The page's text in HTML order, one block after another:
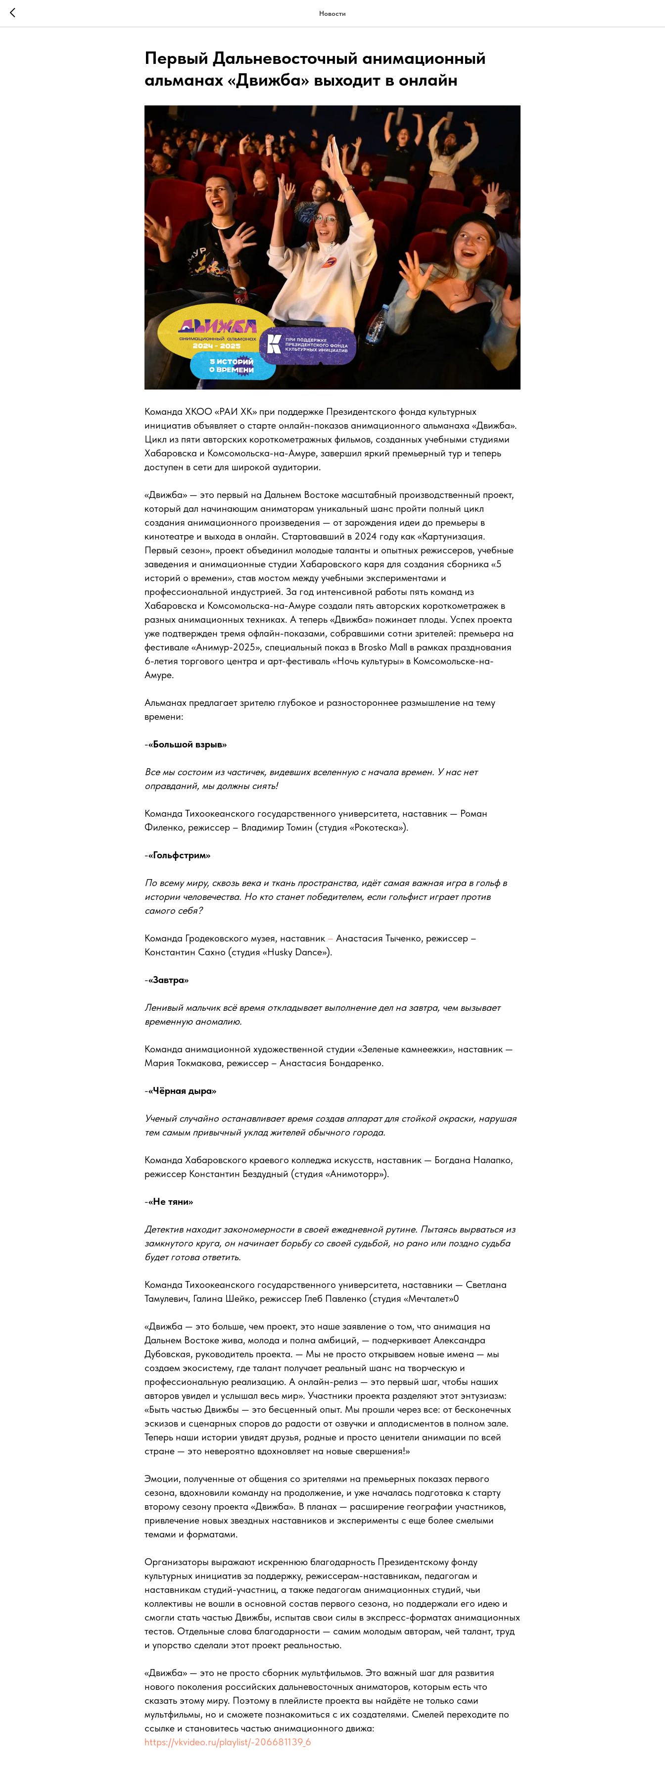
Новости
Первый Дальневосточный анимационный
альманах «Движба» выходит в онлайн
Команда ХКОО «РАИ ХК» при поддержке Президентского фонда культурных
инициатив объявляет о старте онлайн-показов анимационного альманаха «Движба».
Цикл из пяти авторских короткометражных фильмов, созданных учебными студиями
Хабаровска и Комсомольска-на-Амуре, завершил яркий премьерный тур и теперь
доступен в сети для широкой аудитории.
«Движба» — это первый на Дальнем Востоке масштабный производственный проект,
который дал начинающим аниматорам уникальный шанс пройти полный цикл
создания анимационного произведения — от зарождения идеи до премьеры в
кинотеатре и выхода в онлайн. Стартовавший в 2024 году как «Картунизация.
Первый сезон», проект объединил молодые таланты и опытных режиссеров, учебные
заведения и анимационные студии Хабаровского каря для создания сборника «5
историй о времени», став мостом между учебными экспериментами и
профессиональной индустрией. За год интенсивной работы пять команд из
Хабаровска и Комсомольска-на-Амуре создали пять авторских короткометражек в
разных анимационных техниках. А теперь «Движба» пожинает плоды. Успех проекта
уже подтвержден тремя офлайн-показами, собравшими сотни зрителей: премьера на
фестивале «Анимур-2025», специальный показ в Brosko Mall в рамках празднования
6-летия торгового центра и арт-фестиваль «Ночь культуры» в Комсомольске-на-
Амуре.
Альманах предлагает зрителю глубокое и разностороннее размышление на тему
времени:
-«Большой взрыв»
Все мы состоим из частичек, видевших вселенную с начала времен. У нас нет
оправданий, мы должны сиять!
Команда Тихоокеанского государственного университета, наставник — Роман
Филенко, режиссер – Владимир Томин (студия «Рокотеска»).
-«Гольфстрим»
По всему миру, сквозь века и ткань пространства, идёт самая важная игра в гольф в
истории человечества. Но кто станет победителем, если гольфист играет против
самого себя?
Команда Гродековского музея, наставник – Анастасия Тыченко, режиссер –
Константин Сахно (студия «Husky Dance»).
-«Завтра»
Ленивый мальчик всё время откладывает выполнение дел на завтра, чем вызывает
временную аномалию.
Команда анимационной художественной студии «Зеленые камнеежки», наставник —
Мария Токмакова, режиссер – Анастасия Бондаренко.
-«Чёрная дыра»
Ученый случайно останавливает время создав аппарат для стойкой окраски, нарушая
тем самым привычный уклад жителей обычного города.
Команда Хабаровского краевого колледжа искусств, наставник — Богдана Налапко,
режиссер Константин Бездудный (студия «Анимоторр»).
-«Не тяни»
Детектив находит закономерности в своей ежедневной рутине. Пытаясь вырваться из
замкнутого круга, он начинает борьбу со своей судьбой, но рано или поздно судьба
будет готова ответить.
Команда Тихоокеанского государственного университета, наставники — Светлана
Тамулевич, Галина Шейко, режиссер Глеб Павленко (студия «Мечталет»0
«Движба — это больше, чем проект, это наше заявление о том, что анимация на
Дальнем Востоке жива, молода и полна амбиций, — подчеркивает Александра
Дубовская, руководитель проекта. — Мы не просто открываем новые имена — мы
создаем экосистему, где талант получает реальный шанс на творческую и
профессиональную реализацию. А онлайн-релиз — это первый шаг, чтобы наших
авторов увидел и услышал весь мир». Участники проекта разделяют этот энтузиазм:
«Быть частью Движбы — это бесценный опыт. Мы прошли через все: от бесконечных
эскизов и сценарных споров до радости от озвучки и аплодисментов в полном зале.
Теперь наши истории увидят друзья, родные и просто ценители анимации по всей
стране — это невероятно вдохновляет на новые свершения!»
Эмоции, полученные от общения со зрителями на премьерных показах первого
сезона, вдохновили команду на продолжение, и уже началась подготовка к старту
второму сезону проекта «Движба». В планах — расширение географии участников,
привлечение новых звездных наставников и эксперименты с еще более смелыми
темами и форматами.
Организаторы выражают искреннюю благодарность Президентскому фонду
культурных инициатив за поддержку, режиссерам-наставникам, педагогам и
наставникам студий-участниц, а также педагогам анимационных студий, чьи
коллективы не вошли в основной состав первого сезона, но поддержали его идею и
смогли стать частью Движбы, испытав свои силы в экспресс-форматах анимационных
тестов. Отдельные слова благодарности — самим молодым авторам, чей талант, труд
и упорство сделали этот проект реальностью.
«Движба» — это не просто сборник мультфильмов. Это важный шаг для развития
нового поколения российских дальневосточных аниматоров, которым есть что
сказать этому миру. Поэтому в плейлисте проекта вы найдёте не только сами
мультфильмы, но и сможете познакомиться с их создателями. Смелей переходите по
ссылке и становитесь частью анимационного движа:
https://vkvideo.ru/playlist/-206681139_6